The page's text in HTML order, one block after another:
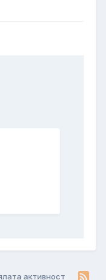
активност